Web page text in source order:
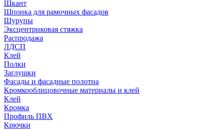
Шкант
Шпонка для рамочных фасадов
Шурупы
Эксцентриковая стяжка
Распродажа
ЛДСП
Клей
Полки
Заглушки
Фасады и фасадные полотна
Кромкооблицовочные материалы и клей
Клей
Кромка
Профиль ПВХ
Крючки